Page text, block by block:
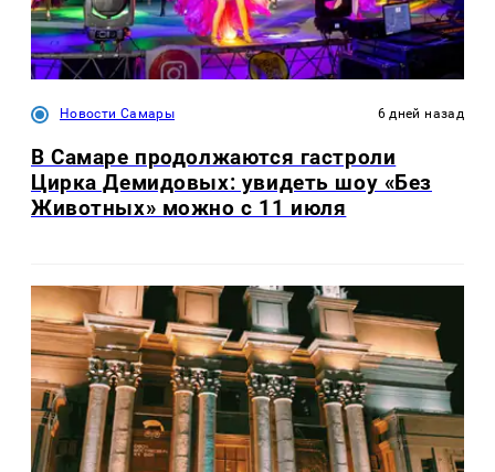
Новости Самары 6 дней назад
В Самаре продолжаются гастроли
Цирка Демидовых: увидеть шоу «Без
Животных» можно с 11 июля